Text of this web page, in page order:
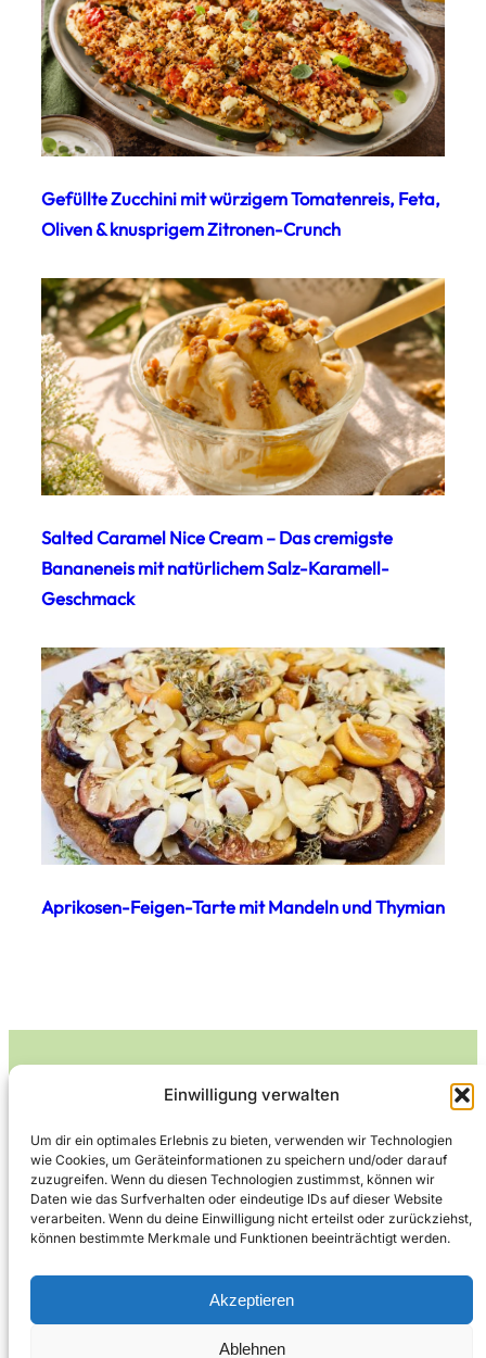
Einwilligung verwalten
Um dir ein optimales Erlebnis zu bieten, verwenden wir Technologien
wie Cookies, um Geräteinformationen zu speichern und/oder darauf
zuzugreifen. Wenn du diesen Technologien zustimmst, können wir
Daten wie das Surfverhalten oder eindeutige IDs auf dieser Website
verarbeiten. Wenn du deine Einwilligung nicht erteilst oder zurückziehst,
können bestimmte Merkmale und Funktionen beeinträchtigt werden.
Akzeptieren
Ablehnen
Gefüllte Zucchini mit würzigem Tomatenreis, Feta,
Oliven & knusprigem Zitronen-Crunch
Salted Caramel Nice Cream – Das cremigste
Bananeneis mit natürlichem Salz-Karamell-
Geschmack
Aprikosen-Feigen-Tarte mit Mandeln und Thymian
Leckerlife
Lecker essen – gesund leben.
Kontakt